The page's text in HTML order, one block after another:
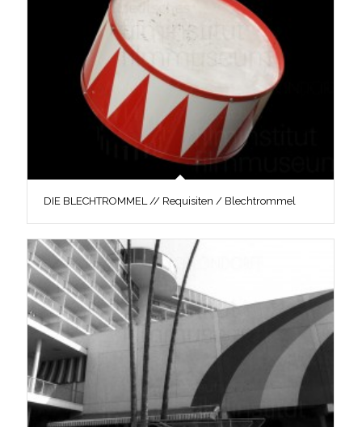
DIE BLECHTROMMEL // Requisiten / Blechtrommel